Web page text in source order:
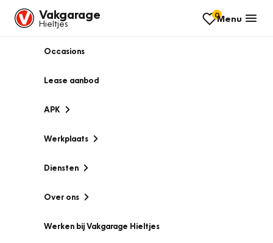
Vakgarage
Hieltjes
0Menu
Occasions
Lease aanbod
APK
Werkplaats
Diensten
Over ons
Werken bij Vakgarage Hieltjes